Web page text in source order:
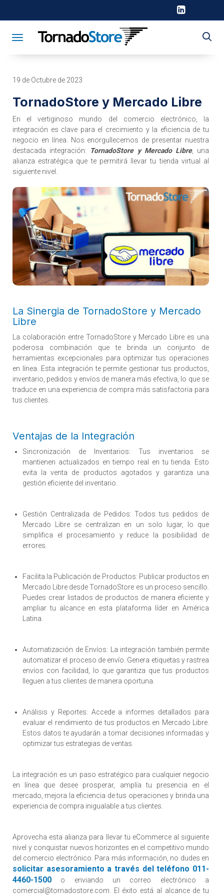
Toggle navigation
19 de Octubre de 2023
TornadoStore y Mercado Libre
En el vertiginoso mundo del comercio electrónico, la
integración es clave para el crecimiento y la eficiencia de tu
negocio en línea. Nos enorgullecemos de presentar nuestra
destacada integración:
TornadoStore y Mercado Libre, una
alianza estratégica que te permitirá llevar tu tienda virtual al
siguiente nivel.
La Sinergia de TornadoStore y Mercado
Libre
La colaboración entre TornadoStore y Mercado Libre es una
poderosa combinación que te brinda un conjunto de
herramientas excepcionales para optimizar tus operaciones
en línea. Esta integración te permite gestionar tus productos,
inventario, pedidos y envíos de manera más efectiva, lo que se
traduce en una experiencia de compra más satisfactoria para
tus clientes.
Ventajas de la Integración
Sincronización de Inventarios: Tus inventarios se
mantienen actualizados en tiempo real en tu tienda. Esto
evita la venta de productos agotados y garantiza una
gestión eficiente del inventario.
Gestión Centralizada de Pedidos: Todos tus pedidos de
Mercado Libre se centralizan en un solo lugar, lo que
simplifica el procesamiento y reduce la posibilidad de
errores.
Facilita la Publicación de Productos: Publicar productos en
Mercado Libre desde TornadoStore es un proceso sencillo.
Puedes crear listados de productos de manera eficiente y
ampliar tu alcance en esta plataforma líder en América
Latina.
Automatización de Envíos: La integración también permite
automatizar el proceso de envío. Genera etiquetas y rastrea
envíos con facilidad, lo que garantiza que tus productos
lleguen a tus clientes de manera oportuna.
Análisis y Reportes: Accede a informes detallados para
evaluar el rendimiento de tus productos en Mercado Libre.
Estos datos te ayudarán a tomar decisiones informadas y
optimizar tus estrategias de ventas.
La integración es un paso estratégico para cualquier negocio
en línea que desee prosperar, amplía tu presencia en el
mercado, mejora la eficiencia de tus operaciones y brinda una
experiencia de compra inigualable a tus clientes.
Aprovecha esta alianza para llevar tu eCommerce al siguiente
nivel y conquistar nuevos horizontes en el competitivo mundo
del comercio electrónico. Para más información, no dudes en
solicitar asesoramiento a través del teléfono 011-
4460-1500 o enviando un correo electrónico a
comercial@tornadostore.com . El éxito está al alcance de tu